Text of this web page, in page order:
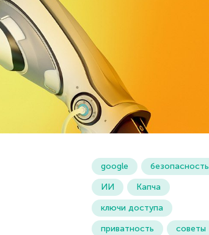
google
безопасность
ИИ
Капча
ключи доступа
приватность
советы